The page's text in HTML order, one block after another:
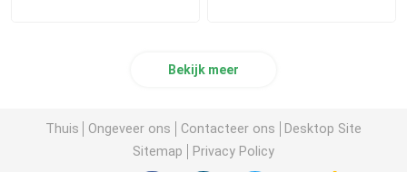
Bekijk meer
Thuis Ongeveer ons Contacteer ons
Desktop Site
Sitemap
Privacy Policy